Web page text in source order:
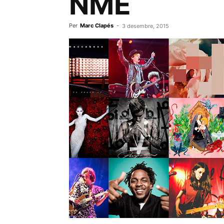
Per Marc Clapés - 3 desembre, 2015